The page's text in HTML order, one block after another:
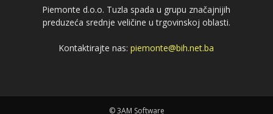
Piemonte d.o.o. Tuzla spada u grupu značajnijih
preduzeća srednje veličine u trgovinskoj oblasti.
Kontaktirajte nas:piemonte@bih.net.ba
© 3AM Software